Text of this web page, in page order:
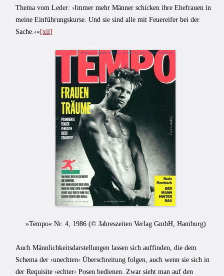
Thema vom Leder: ›Immer mehr Männer schicken ihre Ehefrauen in
meine Einführungskurse. Und sie sind alle mit Feuereifer bei der
Sache.‹«[xii]
»Tempo« Nr. 4, 1986 (© Jahreszeiten Verlag GmbH, Hamburg)
Auch Männlichkeitsdarstellungen lassen sich auffinden, die dem
Schema der ›unechten‹ Überschreitung folgen, auch wenn sie sich in
der Requisite ›echter‹ Posen bedienen. Zwar sieht man auf den